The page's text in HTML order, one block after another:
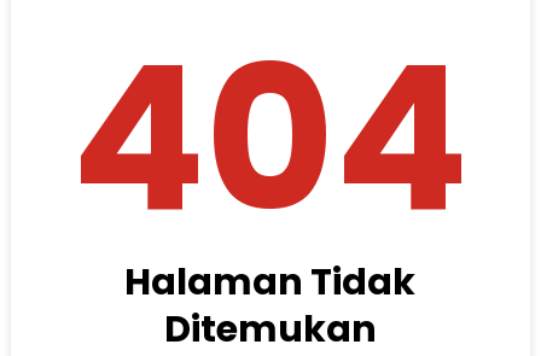
404
Halaman Tidak
Ditemukan